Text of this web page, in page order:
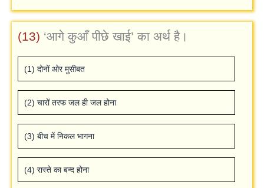
(13) ‘आगे कुआँ पीछे खाई’ का अर्थ है।
(1) दोनों ओर मुसीबत
(2) चारों तरफ जल ही जल होना
(3) बीच में निकल भागना
(4) रास्‍ते का बन्‍द होना